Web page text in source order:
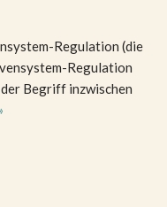
Regulation (die
Regulation
Begriff inzwischen